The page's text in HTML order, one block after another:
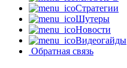
Стратегии
Шутеры
Новости
Видеогайды
Обратная связь